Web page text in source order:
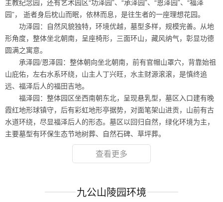
园”， 逝者身后枕山而眠，依林而息，是往生者的一座理想花园。
功泽园：自然风貌独特，环境优越，墓型多样，规模完善。从地
形角度，整体坐北朝南，呈座椅形，三面环山，藏风纳气，彰显功德
圆满之寓意。
承泽园/恩泽园：整体朝向坐北朝南，前有官帽山罩穴，背靠始祖
山庇佑，左右水系环绕，山主人丁兴旺，水主财源滚滚，是慎终追
远、福泽后人的福田吉地。
福泽园：整体园区坐西南朝东北，呈现悬乳型，墓区入口建有晚
霞红地形球镇守，后有彩虹地形亭据势，对面笔架山进贡，山前有古
水道环绕，尽显福泽后人的形态。墓区以回归自然，绿化环境为主，
主要墓型有环保生态节地树葬、自然石碑、草坪葬。
查看更多
九公山陵园环境